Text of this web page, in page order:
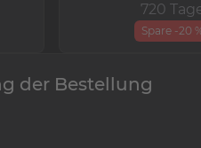
720
Spare -20
der Bestellung